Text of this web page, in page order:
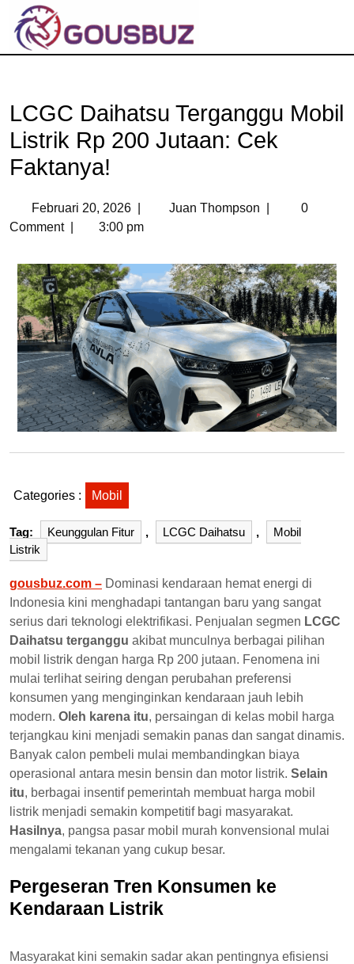
LCGC Daihatsu Terganggu Mobil
Listrik Rp 200 Jutaan: Cek
Faktanya!
Februari 20, 2026 Juan Thompson
0
Comment
3:00 pm
Categories : Mobil
Tag: Keunggulan Fitur , LCGC Daihatsu ,
Mobil
Listrik
gousbuz.com – Dominasi kendaraan hemat energi di
Indonesia kini menghadapi tantangan baru yang sangat
serius dari teknologi elektrifikasi. Penjualan segmen LCGC
Daihatsu terganggu akibat munculnya berbagai pilihan
mobil listrik dengan harga Rp 200 jutaan. Fenomena ini
mulai terlihat seiring dengan perubahan preferensi
konsumen yang menginginkan kendaraan jauh lebih
modern. Oleh karena itu, persaingan di kelas mobil harga
terjangkau kini menjadi semakin panas dan sangat dinamis.
Banyak calon pembeli mulai membandingkan biaya
operasional antara mesin bensin dan motor listrik. Selain
itu, berbagai insentif pemerintah membuat harga mobil
listrik menjadi semakin kompetitif bagi masyarakat.
Hasilnya, pangsa pasar mobil murah konvensional mulai
mengalami tekanan yang cukup besar.
Pergeseran Tren Konsumen ke
Kendaraan Listrik
Masyarakat kini semakin sadar akan pentingnya efisiensi